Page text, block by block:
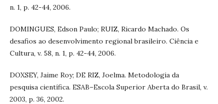
n. 1, p. 42-44, 2006.
DOMINGUES, Edson Paulo; RUIZ, Ricardo Machado. Os
desafios ao desenvolvimento regional brasileiro. Ciência e
Cultura, v. 58, n. 1, p. 42-44, 2006.
DOXSEY, Jaime Roy; DE RIZ, Joelma. Metodologia da
pesquisa científica. ESAB–Escola Superior Aberta do Brasil, v.
2003, p. 36, 2002.